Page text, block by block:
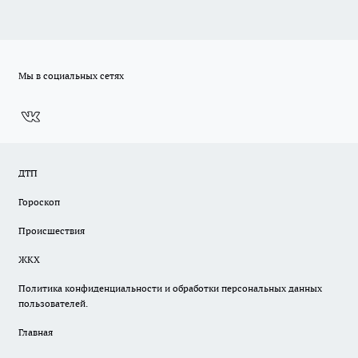
Мы в социальных сетях
ДТП
Гороскоп
Происшествия
ЖКХ
Политика конфиденциальности и обработки персональных данных
пользователей.
Главная